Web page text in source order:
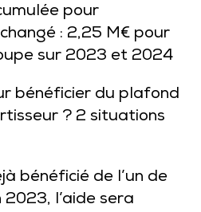
pour
: 2,25 M€ pour
sur 2023 et 2024
bénéficier du plafond
? 2 situations
bénéficié de l’un de
l’aide sera